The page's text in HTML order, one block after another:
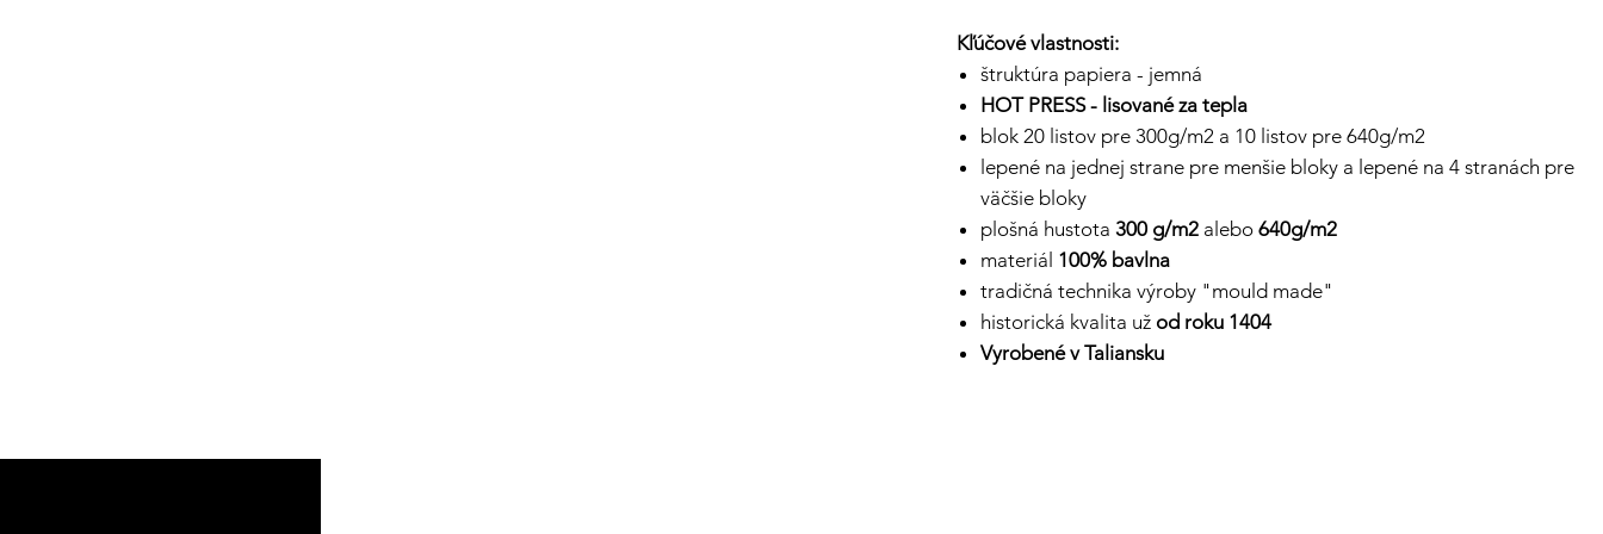
Kľúčové vlastnosti:
štruktúra papiera - jemná
HOT PRESS - lisované za tepla
blok 20 listov pre 300g/m2 a 10 listov pre 640g/m2
lepené na jednej strane pre menšie bloky a lepené na 4 stranách pre
väčšie bloky
plošná hustota300 g/m2 alebo640g/m2
materiál 100% bavlna
tradičná technika výroby "mould made"
historická kvalita už od roku 1404
Vyrobené v Taliansku